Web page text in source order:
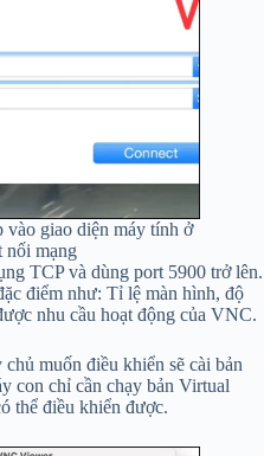
giao diện máy tính ở
nối mạng
TCP và dùng port 5900 trở lên.
điểm như: Tỉ lệ màn hình, độ
nhu cầu hoạt động của VNC.
muốn điều khiển sẽ cài bản
con chỉ cần chạy bản Virtual
thể điều khiển được.